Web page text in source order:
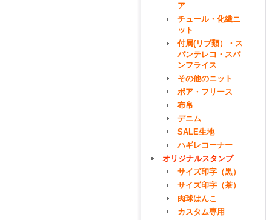
ア
チュール・化繊ニ
ット
付属(リブ類）・ス
パンテレコ・スパ
ンフライス
その他のニット
ボア・フリース
布帛
デニム
SALE生地
ハギレコーナー
オリジナルスタンプ
サイズ印字（黒）
サイズ印字（茶）
肉球はんこ
カスタム専用